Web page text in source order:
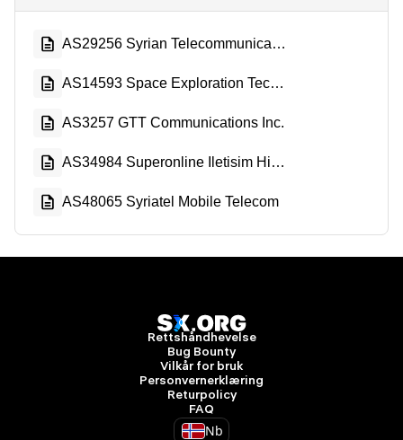
AS29256 Syrian Telecommunication Private Closed Joint Stock Company
AS14593 Space Exploration Technologies Corporation
AS3257 GTT Communications Inc.
AS34984 Superonline Iletisim Hizmetleri A.S.
AS48065 Syriatel Mobile Telecom
Rettshåndhevelse
Bug Bounty
Vilkår for bruk
Personvernerklæring
Returpolicy
FAQ
Nb